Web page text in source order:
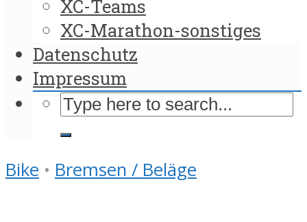
XC-Teams
XC-Marathon-sonstiges
Datenschutz
Impressum
Bike • Bremsen / Beläge